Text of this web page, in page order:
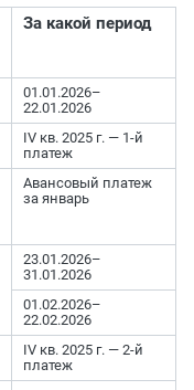
За какой период
01.01.2026–
22.01.2026
IV кв. 2025 г. — 1-й
платеж
Авансовый платеж
за январь
23.01.2026–
31.01.2026
01.02.2026–
22.02.2026
IV кв. 2025 г. — 2-й
платеж